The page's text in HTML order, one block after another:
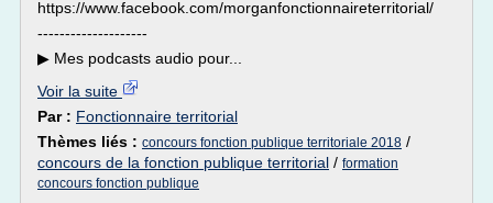
https://www.facebook.com/morganfonctionnaireterritorial/
--------------------
▶︎ Mes podcasts audio pour...
Voir la suite
Par : Fonctionnaire territorial
Thèmes liés : concours fonction publique territoriale 2018 /
concours de la fonction publique territorial / formation
concours fonction publique